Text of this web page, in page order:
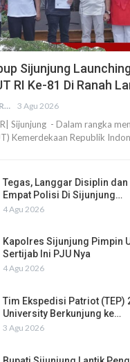
Sijunjung
RI Ke-81 Di Ranah
PEMRED SAPTARIUS 3 Agu 2026
Sijunjung - Dalam rangka
Kemerdekaan Republik
Tegas, Langgar Disiplin dan
Empat Polisi Di Sijunjung…
4 Agu 2026
Kapolres Sijunjung Pimpin
Sertijab Ini PJU Nya
4 Agu 2026
Tim Ekspedisi Patriot (TEP)
University Berkunjung ke…
3 Agu 2026